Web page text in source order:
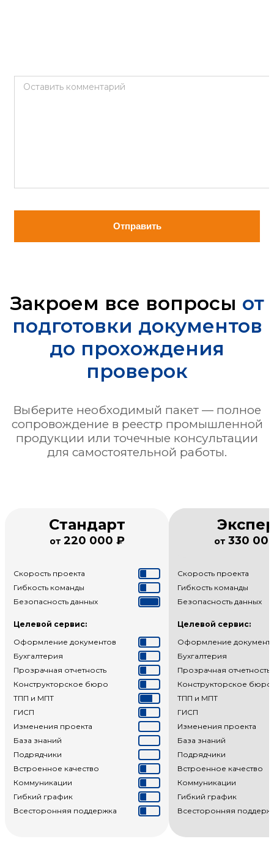
Оставить комментарий
Отправить
Закроем все вопросы от
подготовки документов
до прохождения
проверок
Выберите необходимый пакет — полное
сопровождение в реестр промышленной
продукции или точечные консультации
для самостоятельной работы.
Стандарт
от 220 000 ₽
Скорость проекта
Гибкость команды
Безопасность данных
Целевой сервис:
Оформление документов
Бухгалтерия
Прозрачная отчетность
Конструкторское бюро
ТПП и МПТ
ГИСП
Изменения проекта
База знаний
Подрядчики
Встроенное качество
Коммуникации
Гибкий график
Всесторонняя поддержка
от 330
Скорость проекта
Гибкость команды
Безопасность данных
Целевой сервис:
Оформление
Бухгалтерия
Прозрачная отчетность
Конструкторское бюро
ТПП и МПТ
ГИСП
Изменения проекта
База знаний
Подрядчики
Встроенное качество
Коммуникации
Гибкий график
Всесторонняя